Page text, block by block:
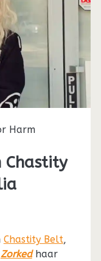
Harm
Chastity
Chastity Belt,
Zorkedhaar